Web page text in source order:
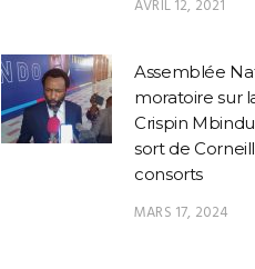
AVRIL 12, 2021
Assemblée
moratoire sur
Crispin
sort de
consorts
MARS 17, 2024